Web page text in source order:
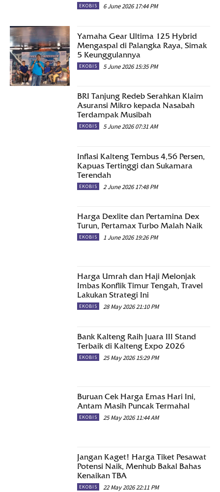
EKOBIS 6 June 2026 17:44 PM
Yamaha Gear Ultima 125 Hybrid
Mengaspal di Palangka Raya, Simak
5 Keunggulannya
EKOBIS 5 June 2026 15:35 PM
BRI Tanjung Redeb Serahkan Klaim
Asuransi Mikro kepada Nasabah
Terdampak Musibah
EKOBIS 5 June 2026 07:31 AM
Inflasi Kalteng Tembus 4,56 Persen,
Kapuas Tertinggi dan Sukamara
Terendah
EKOBIS 2 June 2026 17:48 PM
Harga Dexlite dan Pertamina Dex
Turun, Pertamax Turbo Malah Naik
EKOBIS 1 June 2026 19:26 PM
Harga Umrah dan Haji Melonjak
Imbas Konflik Timur Tengah, Travel
Lakukan Strategi Ini
EKOBIS 28 May 2026 21:10 PM
Bank Kalteng Raih Juara III Stand
Terbaik di Kalteng Expo 2026
EKOBIS 25 May 2026 15:29 PM
Buruan Cek Harga Emas Hari Ini,
Antam Masih Puncak Termahal
EKOBIS 25 May 2026 11:44 AM
Jangan Kaget! Harga Tiket Pesawat
Potensi Naik, Menhub Bakal Bahas
Kenaikan TBA
EKOBIS 22 May 2026 22:11 PM